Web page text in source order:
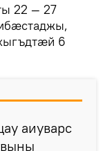
22 — 27
6
аиуварс